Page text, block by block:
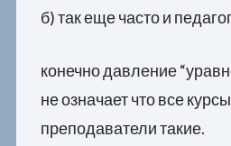
б) так еще часто и
конечно давление
не означает что все
преподаватели такие.